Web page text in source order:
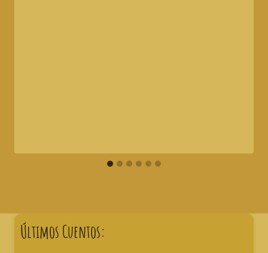
Últimos Cuentos: